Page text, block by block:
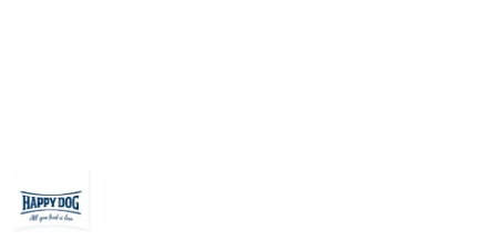
PRODUCENTA:
HAPPY
DOG